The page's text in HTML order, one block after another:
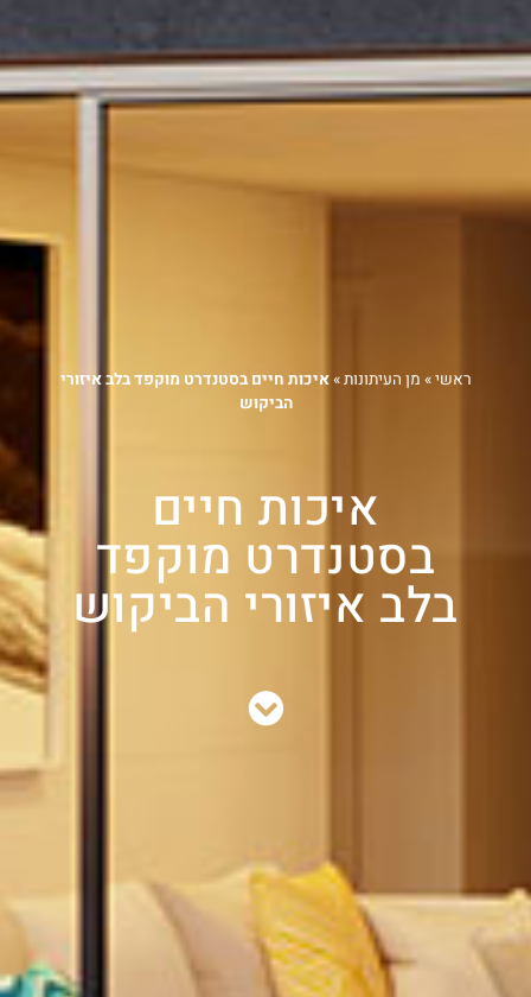
ראשי» מן העיתונות»איכות חיים בסטנדרט מוקפד בלב איזורי
הביקוש
איכות חיים
בסטנדרט מוקפד
בלב איזורי הביקוש